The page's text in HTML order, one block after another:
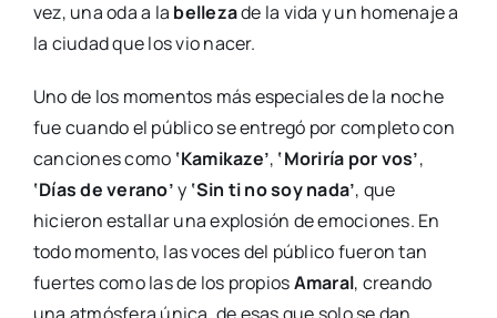
vez, una oda a la bellezade la vida y un homenaje a
la ciudad que los vio nacer.
Uno de los momentos más especiales de la noche
fue cuando el público se entregó por completo con
canciones como ‘Kamikaze’, ‘Moriría por vos’,
‘Días de verano’y ‘Sin ti no soy nada’, que
hicieron estallar una explosión de emociones. En
todo momento, las voces del público fueron tan
fuertes como las de los propiosAmaral, creando